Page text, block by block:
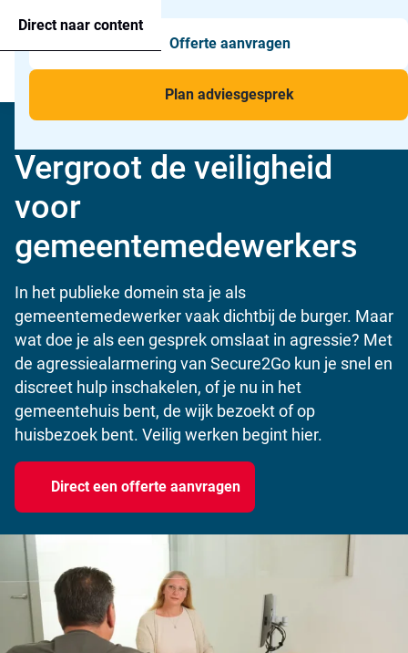
Direct naar content
Menu
Agressie alarmering
Man-down & BHV Alarmering
Voor wie
Toepassingen
Offerte aanvragen
Plan adviesgesprek
Home»Voor wie» Gemeente
Vergroot de veiligheid
voor
gemeentemedewerkers
In het publieke domein sta je als
gemeentemedewerker vaak dichtbij de burger. Maar
wat doe je als een gesprek omslaat in agressie? Met
de agressiealarmering van Secure2Go kun je snel en
discreet hulp inschakelen, of je nu in het
gemeentehuis bent, de wijk bezoekt of op
huisbezoek bent. Veilig werken begint hier.
Direct een offerte aanvragen